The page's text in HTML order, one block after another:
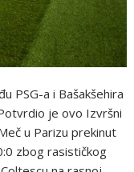
PSG-a i Bašakšehira
je ovo Izvršni
u Parizu prekinut
zbog rasističkog